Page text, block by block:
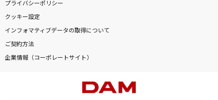
プライバシーポリシー
クッキー設定
インフォマティブデータの取得について
ご契約方法
企業情報（コーポレートサイト）